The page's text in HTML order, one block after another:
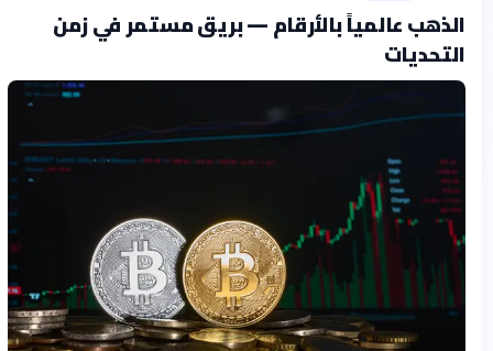
الذهب عالمياً بالأرقام — بريق مستمر في زمن
التحديات